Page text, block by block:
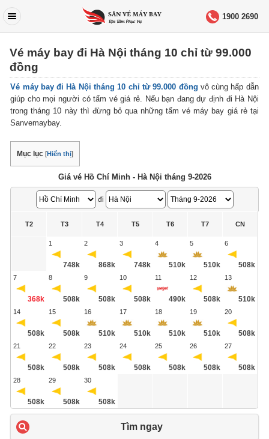
1900 2690
Vé máy bay đi Hà Nội tháng 10 chỉ từ 99.000
đồng
Vé máy bay đi Hà Nội tháng 10 chỉ từ 99.000 đồng vô cùng hấp dẫn
giúp cho mọi người có tấm vé giá rẻ. Nếu bạn đang dự định đi Hà Nội
trong tháng 10 này thì đừng bỏ qua những tấm vé máy bay giá rẻ tại
Sanvemaybay.
Mục lục [Hiển thị]
Giá vé Hồ Chí Minh - Hà Nội tháng 9-2026
đi
T2 T3 T4 T5 T6 T7 CN
1
748k
2
868k
3
748k
4
510k
5
510k
6
508k
7
368k
8
508k
9
508k
10
508k
11
490k
12
508k
13
510k
14
508k
15
508k
16
510k
17
510k
18
510k
19
510k
20
508k
21
508k
22
508k
23
508k
24
508k
25
508k
26
508k
27
508k
28
508k
29
508k
30
508k
Tìm ngay